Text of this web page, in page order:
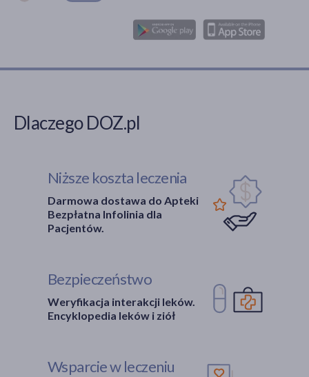
Dlaczego DOZ.pl
Niższe koszta leczenia
Darmowa dostawa do Apteki
Bezpłatna Infolinia dla
Pacjentów.
Bezpieczeństwo
Weryfikacja interakcji leków.
Encyklopedia leków i ziół
Wsparcie w leczeniu